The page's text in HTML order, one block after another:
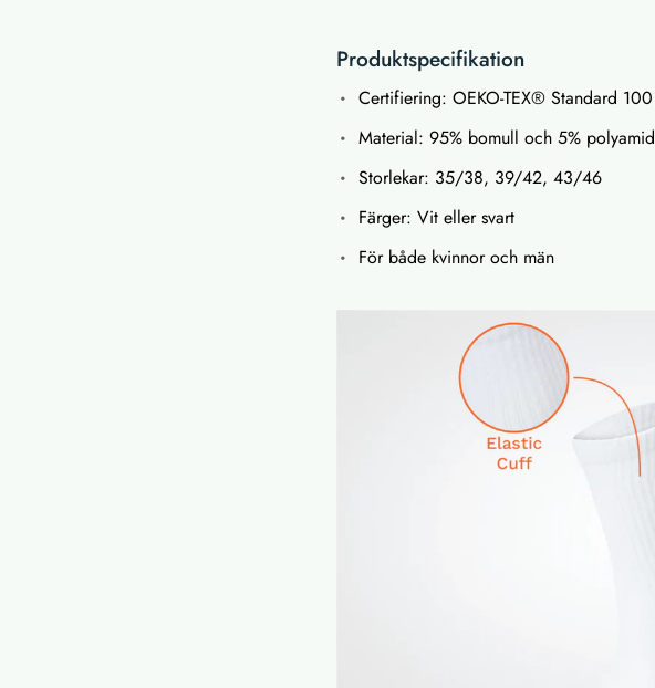
Produktspecifikation
Certifiering: OEKO-TEX® Standard 100
Material: 95% bomull och 5% polyamid
Storlekar: 35/38, 39/42, 43/46
Färger: Vit eller svart
För både kvinnor och män